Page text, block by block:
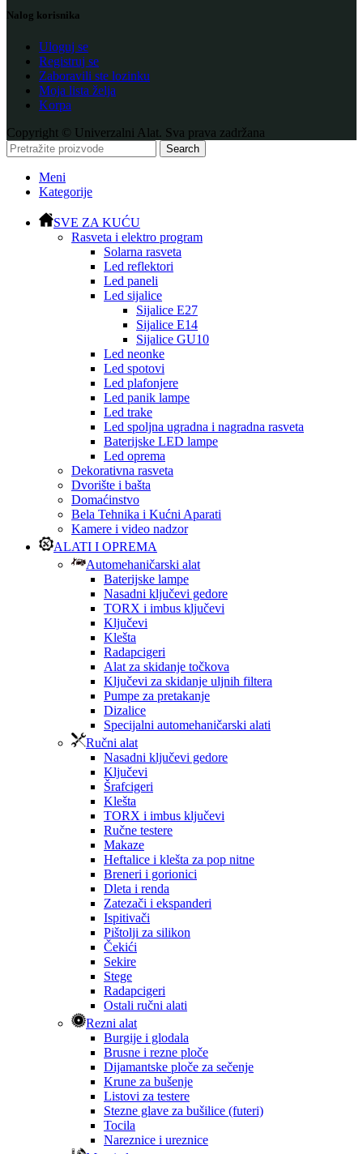
Nalog korisnika
Uloguj se
Registruj se
Zaboravili ste lozinku
Moja lista želja
Korpa
Copyright © Univerzalni Alat. Sva prava zadržana
Search
Meni
Kategorije
SVE ZA KUĆU
Rasveta i elektro program
Solarna rasveta
Led reflektori
Led paneli
Led sijalice
Sijalice E27
Sijalice E14
Sijalice GU10
Led neonke
Led spotovi
Led plafonjere
Led panik lampe
Led trake
Led spoljna ugradna i nagradna rasveta
Baterijske LED lampe
Led oprema
Dekorativna rasveta
Dvorište i bašta
Domaćinstvo
Bela Tehnika i Kućni Aparati
Kamere i video nadzor
ALATI I OPREMA
Automehaničarski alat
Baterijske lampe
Nasadni ključevi gedore
TORX i imbus ključevi
Ključevi
Klešta
Radapcigeri
Alat za skidanje točkova
Ključevi za skidanje uljnih filtera
Pumpe za pretakanje
Dizalice
Specijalni automehaničarski alati
Ručni alat
Nasadni ključevi gedore
Ključevi
Šrafcigeri
Klešta
TORX i imbus ključevi
Ručne testere
Makaze
Heftalice i klešta za pop nitne
Breneri i gorionici
Dleta i renda
Zatezači i ekspanderi
Ispitivači
Pištolji za silikon
Čekići
Sekire
Stege
Radapcigeri
Ostali ručni alati
Rezni alat
Burgije i glodala
Brusne i rezne ploče
Dijamantske ploče za sečenje
Krune za bušenje
Listovi za testere
Stezne glave za bušilice (futeri)
Tocila
Nareznice i ureznice